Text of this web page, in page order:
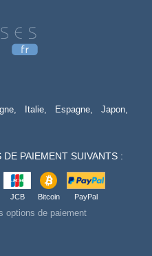
Italie, Espagne,
Japon,
PAIEMENT SUIVANTS :
JCB Bitcoin PayPal
options de paiement